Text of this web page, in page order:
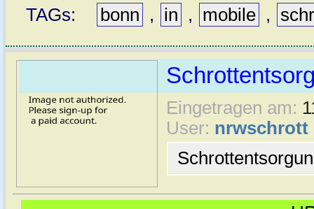
TAGs: bonn , in , mobile ,
Eingetragen am:
User: nrwschrott